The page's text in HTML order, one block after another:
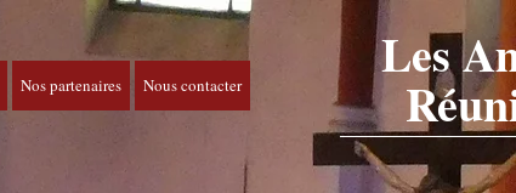
Nos partenaires Nous contacter Les